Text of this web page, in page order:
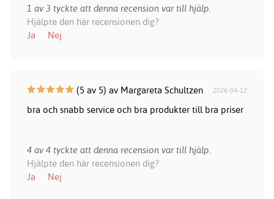
1 av 3 tyckte att denna recension var till hjälp.
Hjälpte den här recensionen dig?
Ja
Nej
(5 av 5) av Margareta Schultzen 2026-04-12
bra och snabb service och bra produkter till bra priser
4 av 4 tyckte att denna recension var till hjälp.
Hjälpte den här recensionen dig?
Ja
Nej